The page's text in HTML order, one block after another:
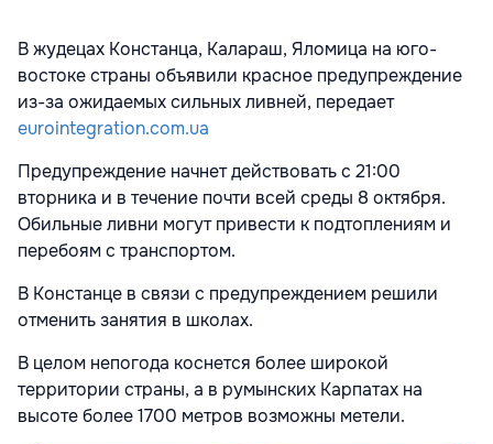
В жудецах Констанца, Калараш, Яломица на юго-
востоке страны объявили красное предупреждение
из-за ожидаемых сильных ливней, передает
eurointegration.com.ua
Предупреждение начнет действовать с 21:00
вторника и в течение почти всей среды 8 октября.
Обильные ливни могут привести к подтоплениям и
перебоям с транспортом.
В Констанце в связи с предупреждением решили
отменить занятия в школах.
В целом непогода коснется более широкой
территории страны, а в румынских Карпатах на
высоте более 1700 метров возможны метели.